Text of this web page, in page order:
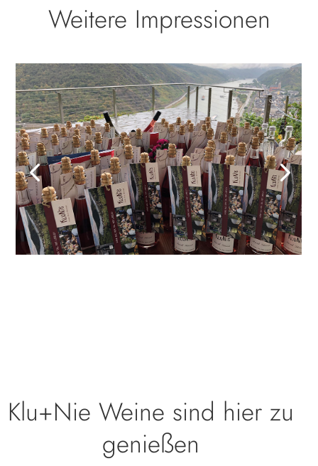
Weitere Impressionen
Klu+Nie Weine sind hier zu
genießen